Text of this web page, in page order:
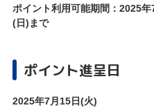
ポイント利用可能期間：2025
(日)まで
ポイント進呈日
2025年7月15日(火)